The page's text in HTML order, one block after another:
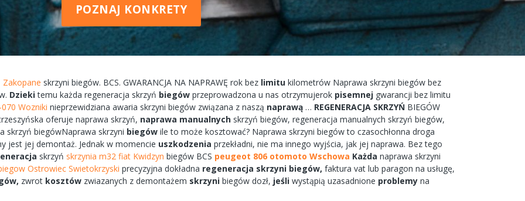
POZNAJ KONKRETY
skrzyni biegów. BCS. GWARANCJA NA NAPRAWĘ rok bez limitu kilometrów Naprawa skrzyni biegów bez
Dziekitemu każda regeneracja skrzyń biegów przeprowadzona u nas otrzymujerok pisemnej gwarancji bez limitu
Wozniki nieprzewidziana awaria skrzyni biegów związana z naszą naprawą … REGENERACJA SKRZYŃ BIEGÓW
oferuje naprawa skrzyń, naprawa manualnych skrzyń biegów, regeneracja manualnych skrzyń biegów,
skrzyń biegówNaprawa skrzyni biegów ile to może kosztować? Naprawa skrzyni biegówto czasochłonna droga
jest jej demontaż. Jednak w momencie uszkodzenia przekładni, nie ma innego wyjścia, jak jej naprawa. Bez tego
skrzyń skrzynia m32 fiat Kwidzyn biegów BCS peugeot 806 otomoto Wschowa Każda naprawa skrzyni
Ostrowiec Swietokrzyski precyzyjna dokładna regeneracja skrzyni biegów, faktura vat lub paragon na usługę,
zwrot kosztów zwiazanych z demontażem skrzyni biegów dozł, jeśli wystąpią uzasadnione problemy na